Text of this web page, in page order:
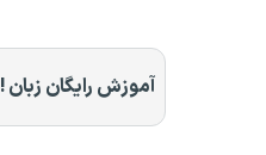
آموزش رایگان زبان !